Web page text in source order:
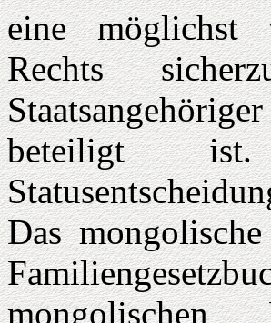
eine möglichst
Rechts
beteiligt ist.
Das